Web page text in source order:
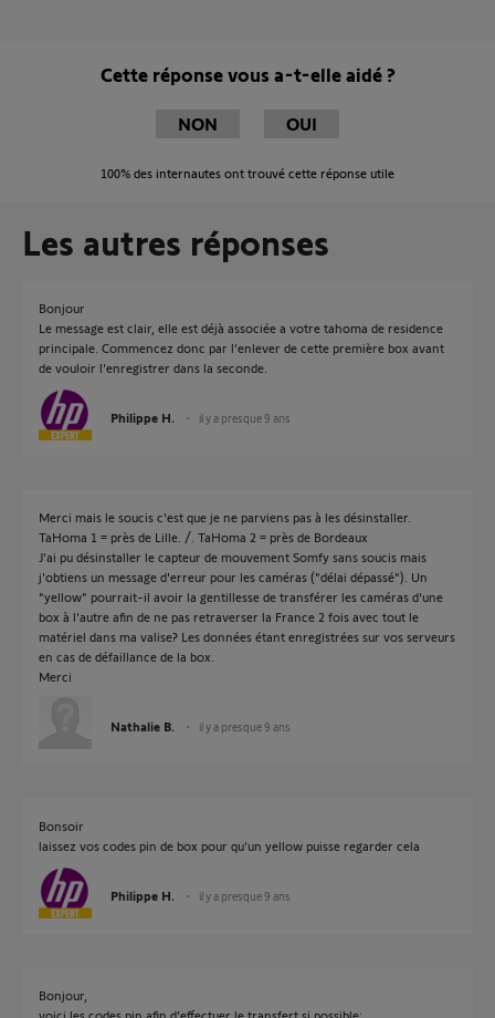
Cette réponse vous a-t-elle aidé ?
NON OUI
100% des internautes ont trouvé cette réponse utile
Les autres réponses
Bonjour
Le message est clair, elle est déjà associée a votre tahoma de residence
principale. Commencez donc par l’enlever de cette première box avant
de vouloir l'enregistrer dans la seconde.
Philippe H. il y a presque 9 ans
Merci mais le soucis c'est que je ne parviens pas à les désinstaller.
TaHoma 1 = près de Lille. /. TaHoma 2 = près de Bordeaux
J'ai pu désinstaller le capteur de mouvement Somfy sans soucis mais
j'obtiens un message d'erreur pour les caméras ("délai dépassé"). Un
"yellow" pourrait-il avoir la gentillesse de transférer les caméras d'une
box à l'autre afin de ne pas retraverser la France 2 fois avec tout le
matériel dans ma valise? Les données étant enregistrées sur vos serveurs
en cas de défaillance de la box.
Merci
Nathalie B. il y a presque 9 ans
Bonsoir
laissez vos codes pin de box pour qu'un yellow puisse regarder cela
Philippe H. il y a presque 9 ans
Bonjour,
voici les codes pin afin d'effectuer le transfert si possible: